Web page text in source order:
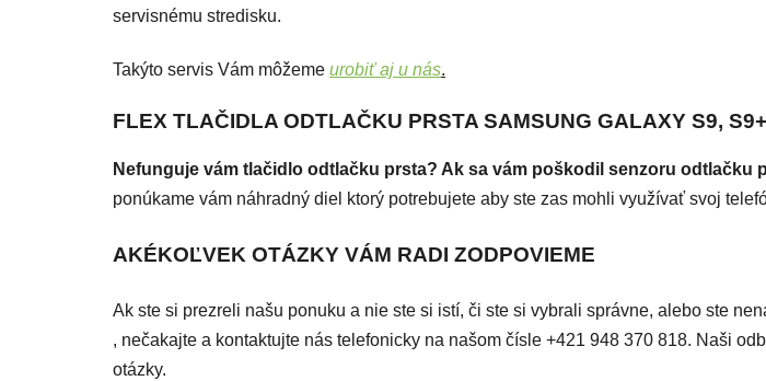
servisnému stredisku.
Takýto servis Vám môžeme urobiť aj u nás.
FLEX TLAČIDLA ODTLAČKU PRSTA SAMSUNG GALAXY S9,
Nefunguje vám tlačidlo odtlačku prsta? Ak sa vám poškodil senzoru odtlačku
ponúkame vám náhradný diel ktorý potrebujete aby ste zas mohli využívať svoj
AKÉKOĽVEK OTÁZKY VÁM RADI ZODPOVIEME
Ak ste si prezreli našu ponuku a nie ste si istí, či ste si vybrali správne, alebo ste
, nečakajte a kontaktujte nás telefonicky na našom čísle +421 948 370 818. Naši
otázky.